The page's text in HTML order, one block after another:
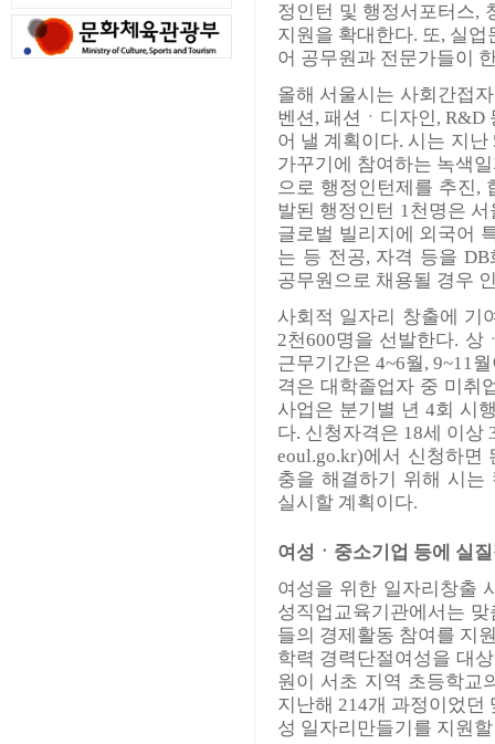
정인턴 및 행정서포터스,
지원을 확대한다. 또, 실업
어 공무원과 전문가들이
올해 서울시는 사회간접
벤션, 패션ㆍ디자인, R&D
어 낼 계획이다. 시는 지난
가꾸기에 참여하는 녹색
으로 행정인턴제를 추진,
발된 행정인턴 1천명은
글로벌 빌리지에 외국어
는 등 전공, 자격 등을
공무원으로 채용될 경우
사회적 일자리 창출에 기
2천600명을 선발한다. 상
근무기간은 4~6월, 9~11
격은 대학졸업자 중 미취
사업은 분기별 년 4회 시
다. 신청자격은 18세 이상
eoul.go.kr)에서 신청하면
충을 해결하기 위해 시는
실시할 계획이다.
여성ㆍ중소기업 등에 실
여성을 위한 일자리창출
성직업교육기관에서는
들의 경제활동 참여를 지
학력 경력단절여성을 대
원이 서초 지역 초등학교
지난해 214개 과정이었던
성 일자리만들기를 지원